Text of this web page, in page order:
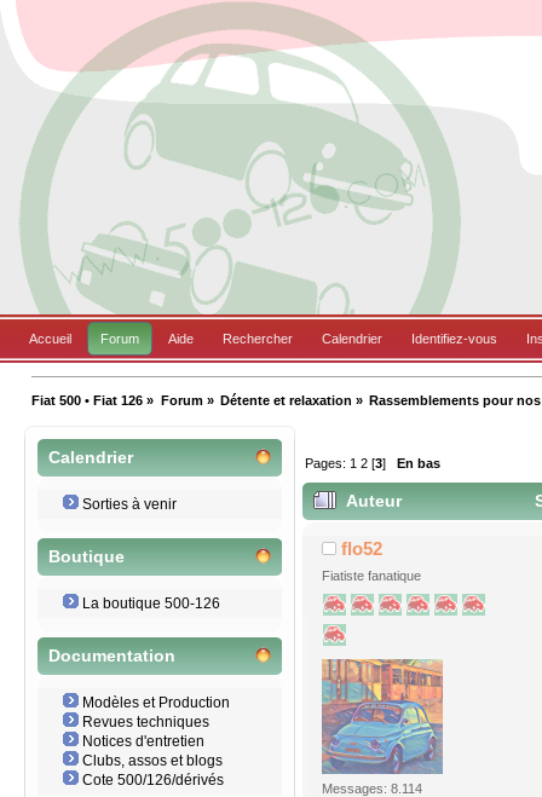
Accueil Forum Aide Rechercher Calendrier Identifiez-vous
Fiat 500 • Fiat 126 » Forum» Détente et relaxation » Rassemblements pour
Calendrier
Sorties à venir
Boutique
La boutique 500-126
Documentation
Modèles et Production
Revues techniques
Notices d'entretien
Clubs, assos et blogs
Cote 500/126/dérivés
Pages: 1 2 [3] En bas
Auteur
flo52
Fiatiste fanatique
Messages: 8.114